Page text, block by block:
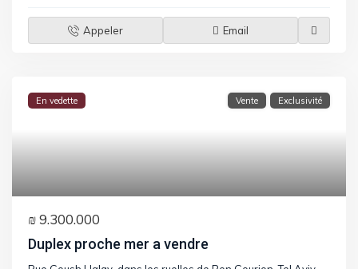
Appeler Email
En vedette Vente Exclusivité
₪ 9.300.000
Duplex proche mer a vendre